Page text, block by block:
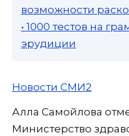
возможности
• 1000 тестов на
эрудиции
Новости СМИ2
Алла Самойлова
Министерство